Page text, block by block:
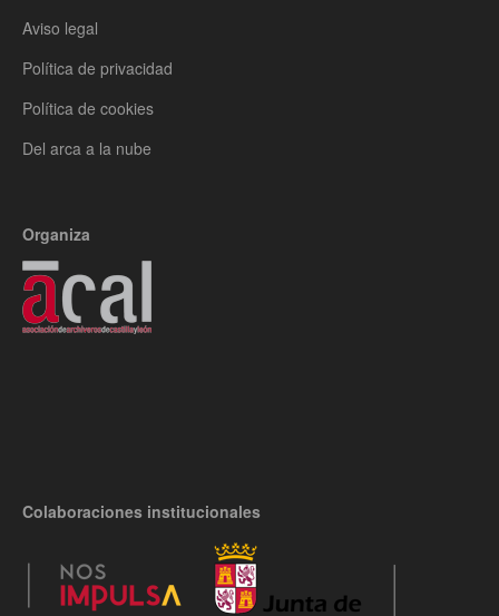
Aviso legal
Política de privacidad
Política de cookies
Del arca a la nube
Organiza
Colaboraciones institucionales